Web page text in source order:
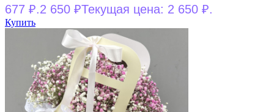
677 ₽.2 650 ₽Текущая цена: 2 650 ₽.
Купить